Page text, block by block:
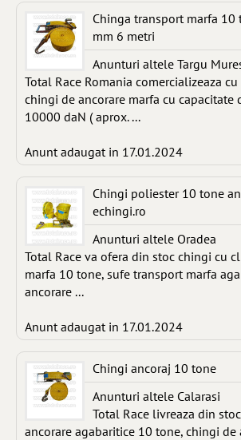
Chinga transport marfa
mm 6 metri
Anunturi altele Targu
Total Race Romania comercializeaza
chingi de ancorare marfa cu capacitate
10000 daN ( aprox. ...
Anunt adaugat in 17.01.2024
Chingi poliester 10 tone
echingi.ro
Anunturi altele Oradea
Total Race va ofera din stoc chingi cu
marfa 10 tone, sufe transport marfa
ancorare ...
Anunt adaugat in 17.01.2024
Chingi ancoraj 10 tone
Anunturi altele Calarasi
Total Race livreaza din
ancorare agabaritice 10 tone, chingi de